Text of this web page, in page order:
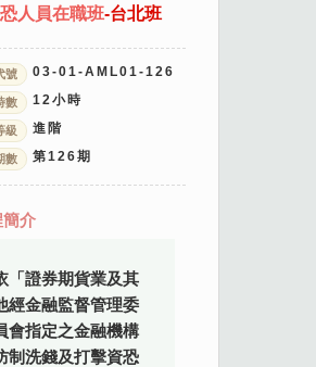
人員在職班-台北班
號 03-01-AML01-126
數 12小時
級 進階
數 第126期
介
「證券期貨業及其
經金融監督管理委
會指定之金融機構
制洗錢及打擊資恐